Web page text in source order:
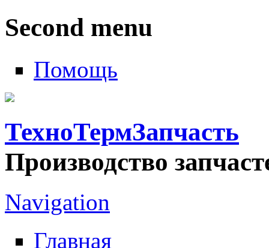
Second menu
Помощь
ТехноТермЗапчасть
Производство
Navigation
Главная